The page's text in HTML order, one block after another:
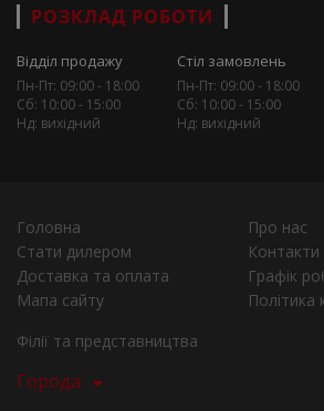
РОЗКЛАД РОБОТИ
Відділ продажу
Пн-Пт: 09:00 - 18:00
Сб: 10:00 - 15:00
Нд: вихідний
Стіл замовлень
Пн-Пт: 09:00 - 18:00
Сб: 10:00 - 15:00
Нд: вихідний
Головна
Про нас
Стати дилером
Контакти
Доставка та оплата
Графік
Мапа сайту
Політика
Філії та представництва
Города